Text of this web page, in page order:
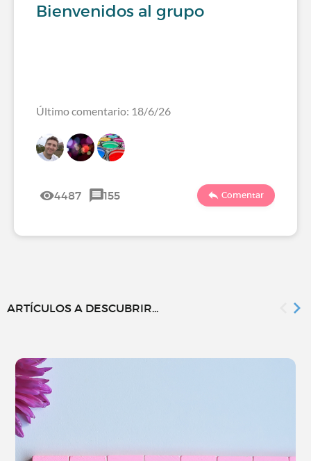
Bienvenidos al grupo
Último comentario: 18/6/26
4487 155 Comentar
ARTÍCULOS A DESCUBRIR...